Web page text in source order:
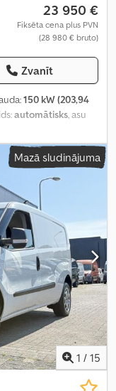
23 950 €
Fiksēta cena plus PVN
(28 980 € bruto)
Zvanīt
150 kW (203,94
automātisks, asu
izmeši:206 g/km,
skaits:3,
, Aprīkojums:
atslēga,
gaisa
kruīza
sistēma,
sildītājs, stūres
Mazā sludinājuma
1 / 15